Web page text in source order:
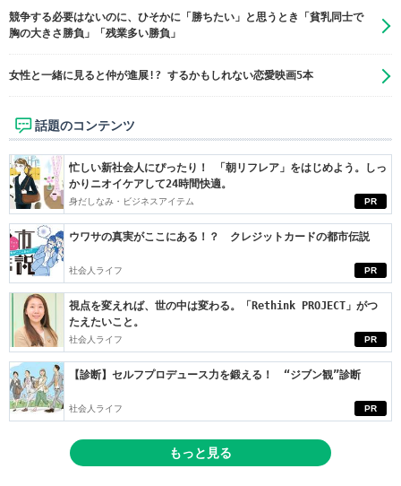
競争する必要はないのに、ひそかに「勝ちたい」と思うとき「貧乳同士で
胸の大きさ勝負」「残業多い勝負」
女性と一緒に見ると仲が進展!? するかもしれない恋愛映画5本
話題のコンテンツ
PR
忙しい新社会人にぴったり！ 「朝リフレア」をはじめよう。しっ
かりニオイケアして24時間快適。
身だしなみ・ビジネスアイテム
PR
ウワサの真実がここにある！？ クレジットカードの都市伝説
社会人ライフ
PR
視点を変えれば、世の中は変わる。「Rethink PROJECT」がつ
たえたいこと。
社会人ライフ
PR
【診断】セルフプロデュース力を鍛える！ “ジブン観”診断
社会人ライフ
もっと見る